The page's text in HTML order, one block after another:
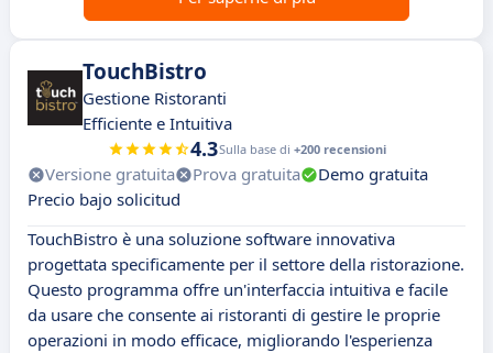
TouchBistro
Gestione Ristoranti
Efficiente e Intuitiva
4.3Sulla base di +200 recensioni
Versione gratuita Prova gratuita
Demo gratuita
Precio bajo solicitud
TouchBistro è una soluzione software innovativa
progettata specificamente per il settore della ristorazione.
Questo programma offre un'interfaccia intuitiva e facile
da usare che consente ai ristoranti di gestire le proprie
operazioni in modo efficace, migliorando l'esperienza